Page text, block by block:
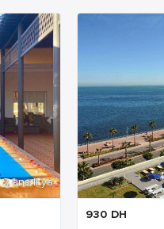
2 ans Il ya
930 DH